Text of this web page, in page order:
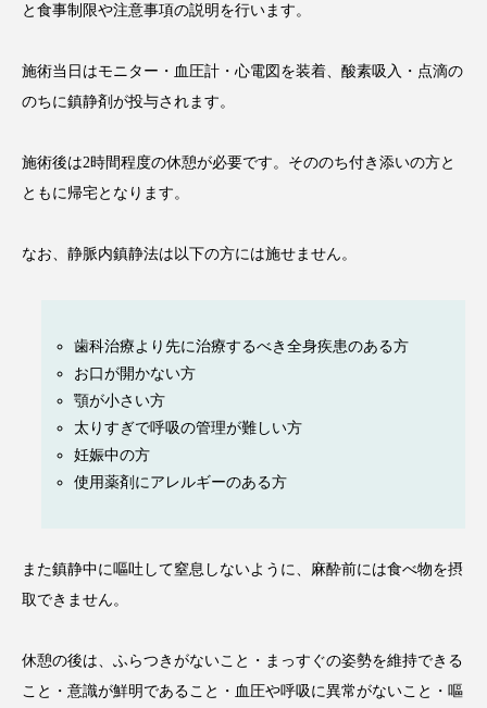
と食事制限や注意事項の説明を行います。
施術当日はモニター・血圧計・心電図を装着、酸素吸入・点滴の
のちに鎮静剤が投与されます。
施術後は2時間程度の休憩が必要です。そののち付き添いの方と
ともに帰宅となります。
なお、静脈内鎮静法は以下の方には施せません。
歯科治療より先に治療するべき全身疾患のある方
お口が開かない方
顎が小さい方
太りすぎで呼吸の管理が難しい方
妊娠中の方
使用薬剤にアレルギーのある方
また鎮静中に嘔吐して窒息しないように、麻酔前には食べ物を摂
取できません。
休憩の後は、ふらつきがないこと・まっすぐの姿勢を維持できる
こと・意識が鮮明であること・血圧や呼吸に異常がないこと・嘔